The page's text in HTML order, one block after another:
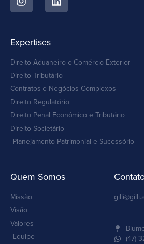
Expertises
Direito Aduaneiro e Comércio Exterior
Direito Tributário
Contratos e Negócios Complexos
Direito Regulatório
Direito Penal Econômico e Tributário
Direito Societário
Planejamento Patrimonial e Sucessório
Quem Somos
Missão
Visão
Valores
Equipe
(47)